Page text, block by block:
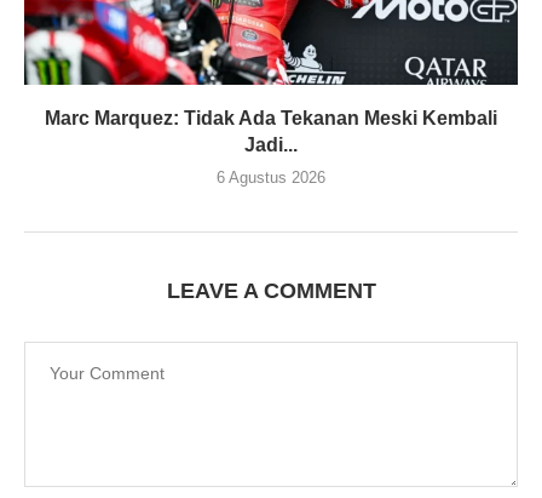
Marc Marquez: Tidak Ada Tekanan Meski Kembali
Jadi...
6 Agustus 2026
LEAVE A COMMENT